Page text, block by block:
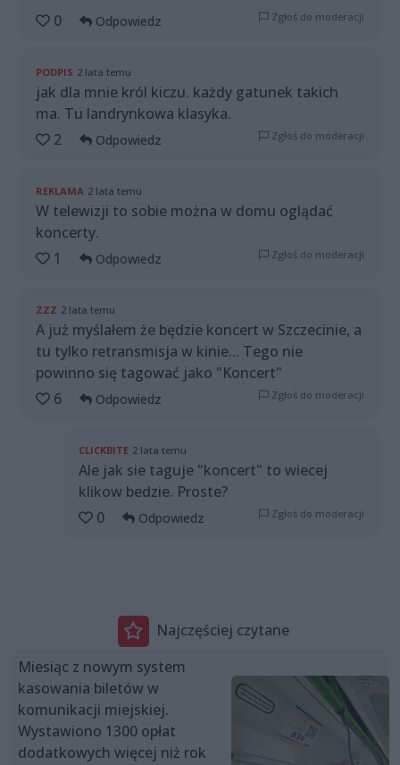
0
Odpowiedz Zgłoś do moderacji
PODPIS 2 lata temu
jak dla mnie król kiczu. każdy gatunek takich
ma. Tu landrynkowa klasyka.
2
Odpowiedz Zgłoś do moderacji
REKLAMA 2 lata temu
W telewizji to sobie można w domu oglądać
koncerty.
1
Odpowiedz Zgłoś do moderacji
ZZZ 2 lata temu
A już myślałem że będzie koncert w Szczecinie, a
tu tylko retransmisja w kinie... Tego nie
powinno się tagować jako "Koncert"
6
Odpowiedz Zgłoś do moderacji
CLICKBITE 2 lata temu
Ale jak sie taguje "koncert" to wiecej
klikow bedzie. Proste?
0
Odpowiedz Zgłoś do moderacji
Najczęściej czytane
Miesiąc z nowym system
kasowania biletów w
komunikacji miejskiej.
Wystawiono 1300 opłat
dodatkowych więcej niż rok